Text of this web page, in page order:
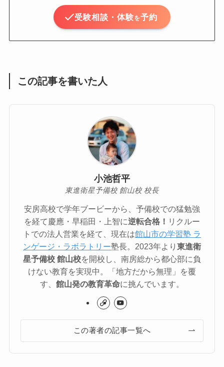
受験相談・体験を予約
この記事を書いた人
小池哲平
東進衛星予備校 館山校 校長
安房高校で学年ブービーから、予備校での猛勉強
を経て慶應・早稲田・上智に逆転合格！ リクルー
トでの法人営業を経て、現在は館山市の学習塾 ラ
ンゲージ・ラボラトリー塾長。2023年より 東進衛
星予備校 館山校を開校し、南房総から都心部に負
けない教育を実現中。「地方だから無理」を覆
す、 館山発の教育革命に挑んでいます。
この著者の記事一覧へ